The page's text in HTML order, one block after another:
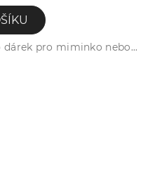
pro miminko nebo...